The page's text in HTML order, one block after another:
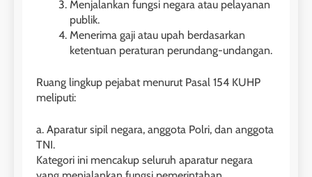
Menjalankan fungsi negara atau pelayanan
publik.
Menerima gaji atau upah berdasarkan
ketentuan peraturan perundang-undangan.
Ruang lingkup pejabat menurut Pasal 154 KUHP
meliputi:
a. Aparatur sipil negara, anggota Polri, dan anggota
TNI.
Kategori ini mencakup seluruh aparatur negara